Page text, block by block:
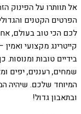
אל תוותרו על הפינוק
הפרטים הקטנים
לכם הכי טוב בעולם,
קייטרינג מקצועי
בידיים טובות
שמחים, רעננים, יפים
המיוחד שלכם. שיהיה
ובתאבון גדול!